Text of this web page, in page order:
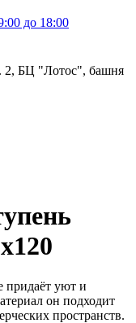
до 18:00
2, БЦ "Лотос", башня
придаёт уют и
он подходит
пространств.